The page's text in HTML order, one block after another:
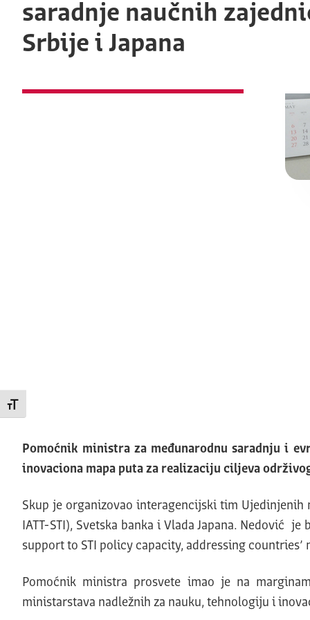
Promeni veličinu slova
saradnje naučnih
Srbije i Japana
Pomoćnik ministra za međunarodnu saradnju i
inovaciona mapa puta za realizaciju ciljeva
Skup je organizovao interagencijski tim Ujedinjenih
IATT-STI), Svetska banka i Vlada Japana. Nedović je
support to STI policy capacity, addressing
Pomoćnik ministra prosvete imao je na
ministarstava nadležnih za nauku, tehnologiju i